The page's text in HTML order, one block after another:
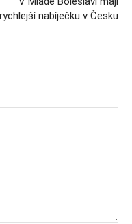
nabíječku v Česku